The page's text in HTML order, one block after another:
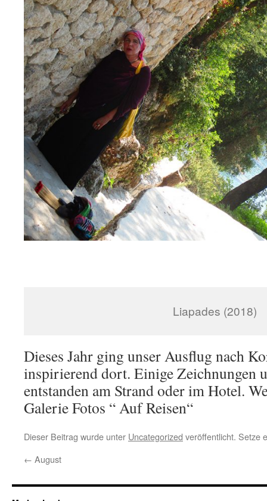
Liapades (2018)
Dieses Jahr ging unser Ausflug nach
inspirierend dort. Einige Zeichnungen
entstanden am Strand oder im Hotel.
Galerie Fotos “ Auf Reisen“
Dieser Beitrag wurde unter Uncategorized veröffentlicht. Setze
← August